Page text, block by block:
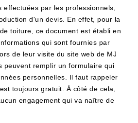
effectuées par les professionnels,
d'un devis. En effet, pour la
toiture, ce document est établi en
qui sont fournies par
de leur visite du site web de MJ
peuvent remplir un formulaire qui
personnelles. Il faut rappeler
toujours gratuit. À côté de cela,
engagement qui va naître de